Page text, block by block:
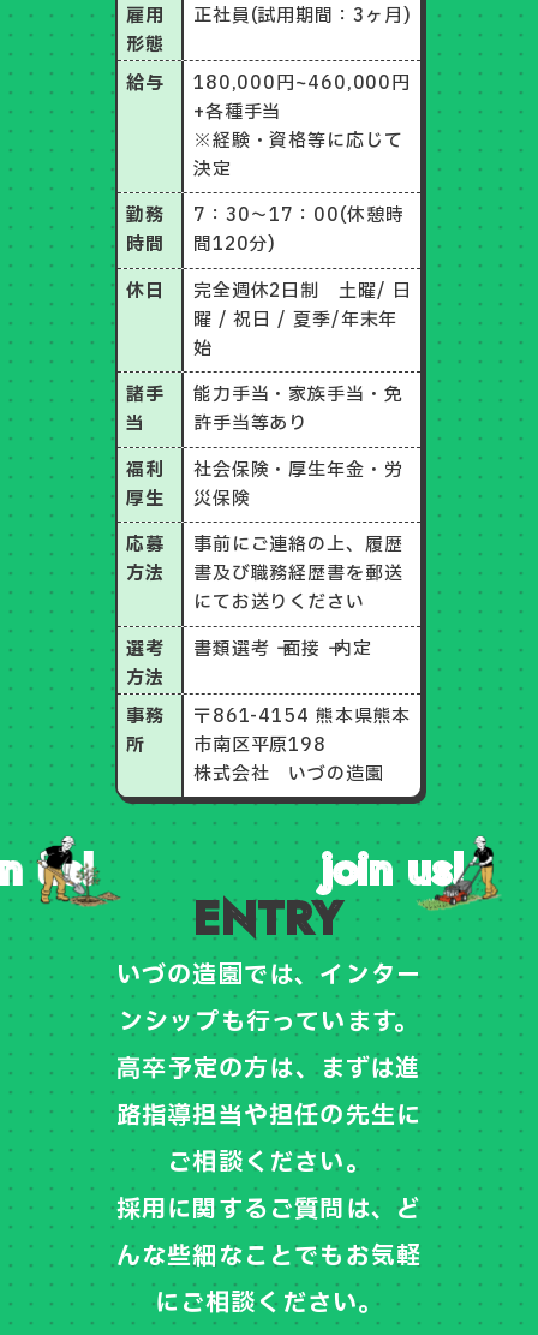
雇用
形態
正社員(試用期間：3ヶ月)
給与
180,000円~460,000円
+各種手当
※経験・資格等に応じて
決定
勤務
時間
7：30～17：00(休憩時
間120分)
休日
完全週休2日制土曜/ 日
曜 / 祝日 / 夏季/年末年
始
諸手
当
能力手当・家族手当・免
許手当等あり
福利
厚生
社会保険・厚生年金・労
災保険
応募
方法
事前にご連絡の上、履歴
書及び職務経歴書を郵送
にてお送りください
選考
方法
書類選考 → 面接 → 内定
事務
所
〒861-4154 熊本県熊本
市南区平原198
株式会社 いづの造園
join us!
ENTRY
いづの造園では、インター
ンシップも行っています。
高卒予定の方は、まずは進
路指導担当や担任の先生に
ご相談ください。
採用に関するご質問は、 ど
んな些細なことでもお気軽
にご相談ください。